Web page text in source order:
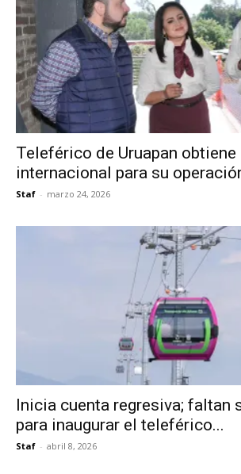
Teleférico de Uruapan
internacional para su
Staf - marzo 24, 2026
Inicia cuenta regresiva; faltan
para inaugurar el teleférico...
Staf - abril 8, 2026